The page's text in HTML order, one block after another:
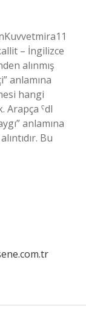
– İngilizce
anlamına
hangi
Arapça ˁdl
anlamına